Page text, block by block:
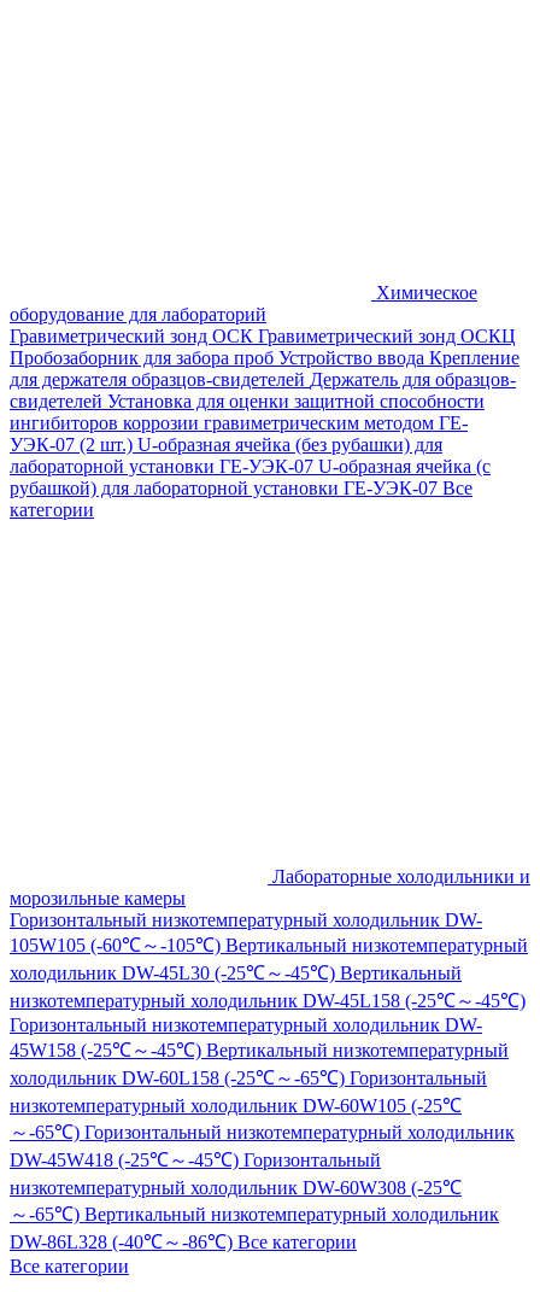
Химическое
оборудование для лабораторий
Гравиметрический зонд ОСК Гравиметрический зонд ОСКЦ
Пробозаборник для забора проб Устройство ввода Крепление
для держателя образцов-свидетелей Держатель для образцов-
свидетелей Установка для оценки защитной способности
ингибиторов коррозии гравиметрическим методом ГЕ-
УЭК-07 (2 шт.) U-образная ячейка (без рубашки) для
лабораторной установки ГЕ-УЭК-07 U-образная ячейка (с
рубашкой) для лабораторной установки ГЕ-УЭК-07 Все
категории
Лабораторные холодильники и
морозильные камеры
Горизонтальный низкотемпературный холодильник DW-
105W105 (-60℃～-105℃) Вертикальный низкотемпературный
холодильник DW-45L30 (-25℃～-45℃) Вертикальный
низкотемпературный холодильник DW-45L158 (-25℃～-45℃)
Горизонтальный низкотемпературный холодильник DW-
45W158 (-25℃～-45℃) Вертикальный низкотемпературный
холодильник DW-60L158 (-25℃～-65℃) Горизонтальный
низкотемпературный холодильник DW-60W105 (-25℃
～-65℃) Горизонтальный низкотемпературный холодильник
DW-45W418 (-25℃～-45℃) Горизонтальный
низкотемпературный холодильник DW-60W308 (-25℃
～-65℃) Вертикальный низкотемпературный холодильник
DW-86L328 (-40℃～-86℃) Все категории
Все категории